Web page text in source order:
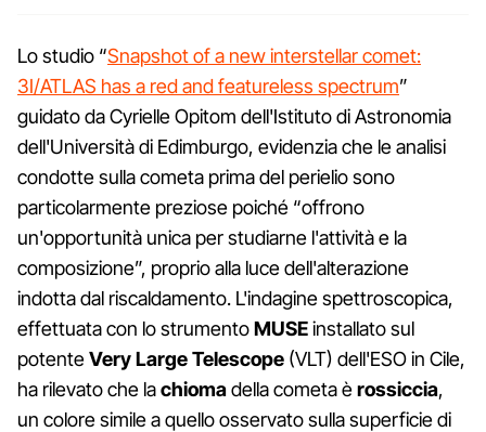
Lo studio “Snapshot of a new interstellar comet:
3I/ATLAS has a red and featureless spectrum”
guidato da Cyrielle Opitom dell'Istituto di Astronomia
dell'Università di Edimburgo, evidenzia che le analisi
condotte sulla cometa prima del perielio sono
particolarmente preziose poiché “offrono
un'opportunità unica per studiarne l'attività e la
composizione”, proprio alla luce dell'alterazione
indotta dal riscaldamento. L'indagine spettroscopica,
effettuata con lo strumentoMUSEinstallato sul
potenteVery Large Telescope (VLT) dell'ESO in Cile,
ha rilevato che lachiomadella cometa èrossiccia,
un colore simile a quello osservato sulla superficie di